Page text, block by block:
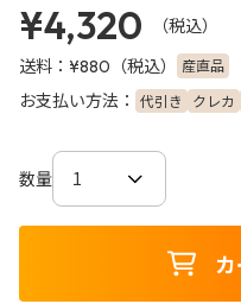
¥4,320
（税込）
送料： ¥880 （税込） 産直品
お支払い方法： 代引き クレカ
数量